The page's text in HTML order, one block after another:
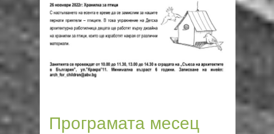
Програмата месец